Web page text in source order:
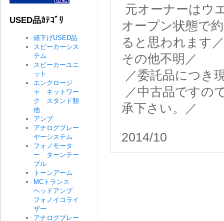
元オーナーはウ
オープン状態で
ると思われます／
その他不明／
／委託品につき
／中古品ですの
承下さい。／
2014/10
USED品ｶﾃｺﾞﾘ
値下げUSED品
スピーカーシス
テム
スピーカーユニ
ット
エンクロージ
ャ ネットワー
ク スタンド類
他
アンプ
アナログプレー
ヤーシステム
フォノモータ
ー ターンテー
ブル
トーンアーム
MCトランス
ヘッドアンプ
フォノイコライ
ザー
アナログプレー